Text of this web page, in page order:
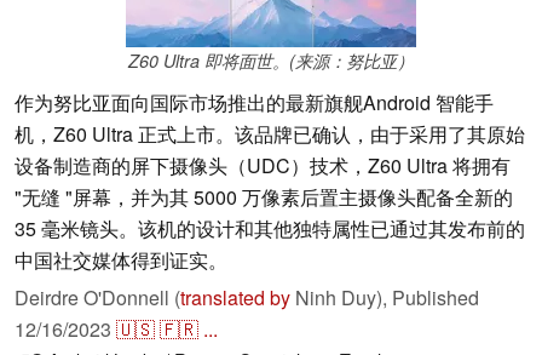
Z60 Ultra 即将面世。(来源：努比亚）
作为努比亚面向国际市场推出的最新旗舰Android 智能手
机，Z60 Ultra 正式上市。该品牌已确认，由于采用了其原始
设备制造商的屏下摄像头（UDC）技术，Z60 Ultra 将拥有
"无缝 "屏幕，并为其 5000 万像素后置主摄像头配备全新的
35 毫米镜头。该机的设计和其他独特属性已通过其发布前的
中国社交媒体得到证实。
Deirdre O'Donnell (translated by Ninh Duy), Published
12/16/2023 🇺🇸🇫🇷 ...